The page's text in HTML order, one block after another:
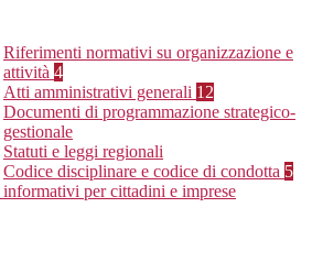
Riferimenti normativi su organizzazione e
attività 4
Atti amministrativi generali 12
Documenti di programmazione strategico-
gestionale
Statuti e leggi regionali
Codice disciplinare e codice di condotta 5
per cittadini e imprese